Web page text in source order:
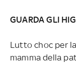
GUARDA GLI
Lutto choc per
mamma della